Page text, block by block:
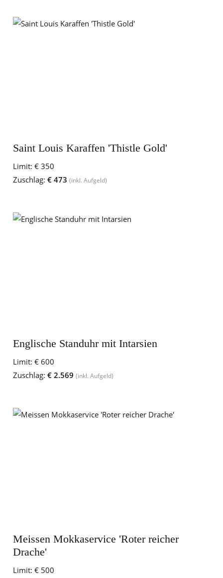
Saint Louis Karaffen 'Thistle Gold'
Limit: € 350
Zuschlag: € 473 (inkl. Aufgeld)
Englische Standuhr mit Intarsien
Limit: € 600
Zuschlag: € 2.569 (inkl. Aufgeld)
Meissen Mokkaservice 'Roter reicher
Drache'
Limit: € 500